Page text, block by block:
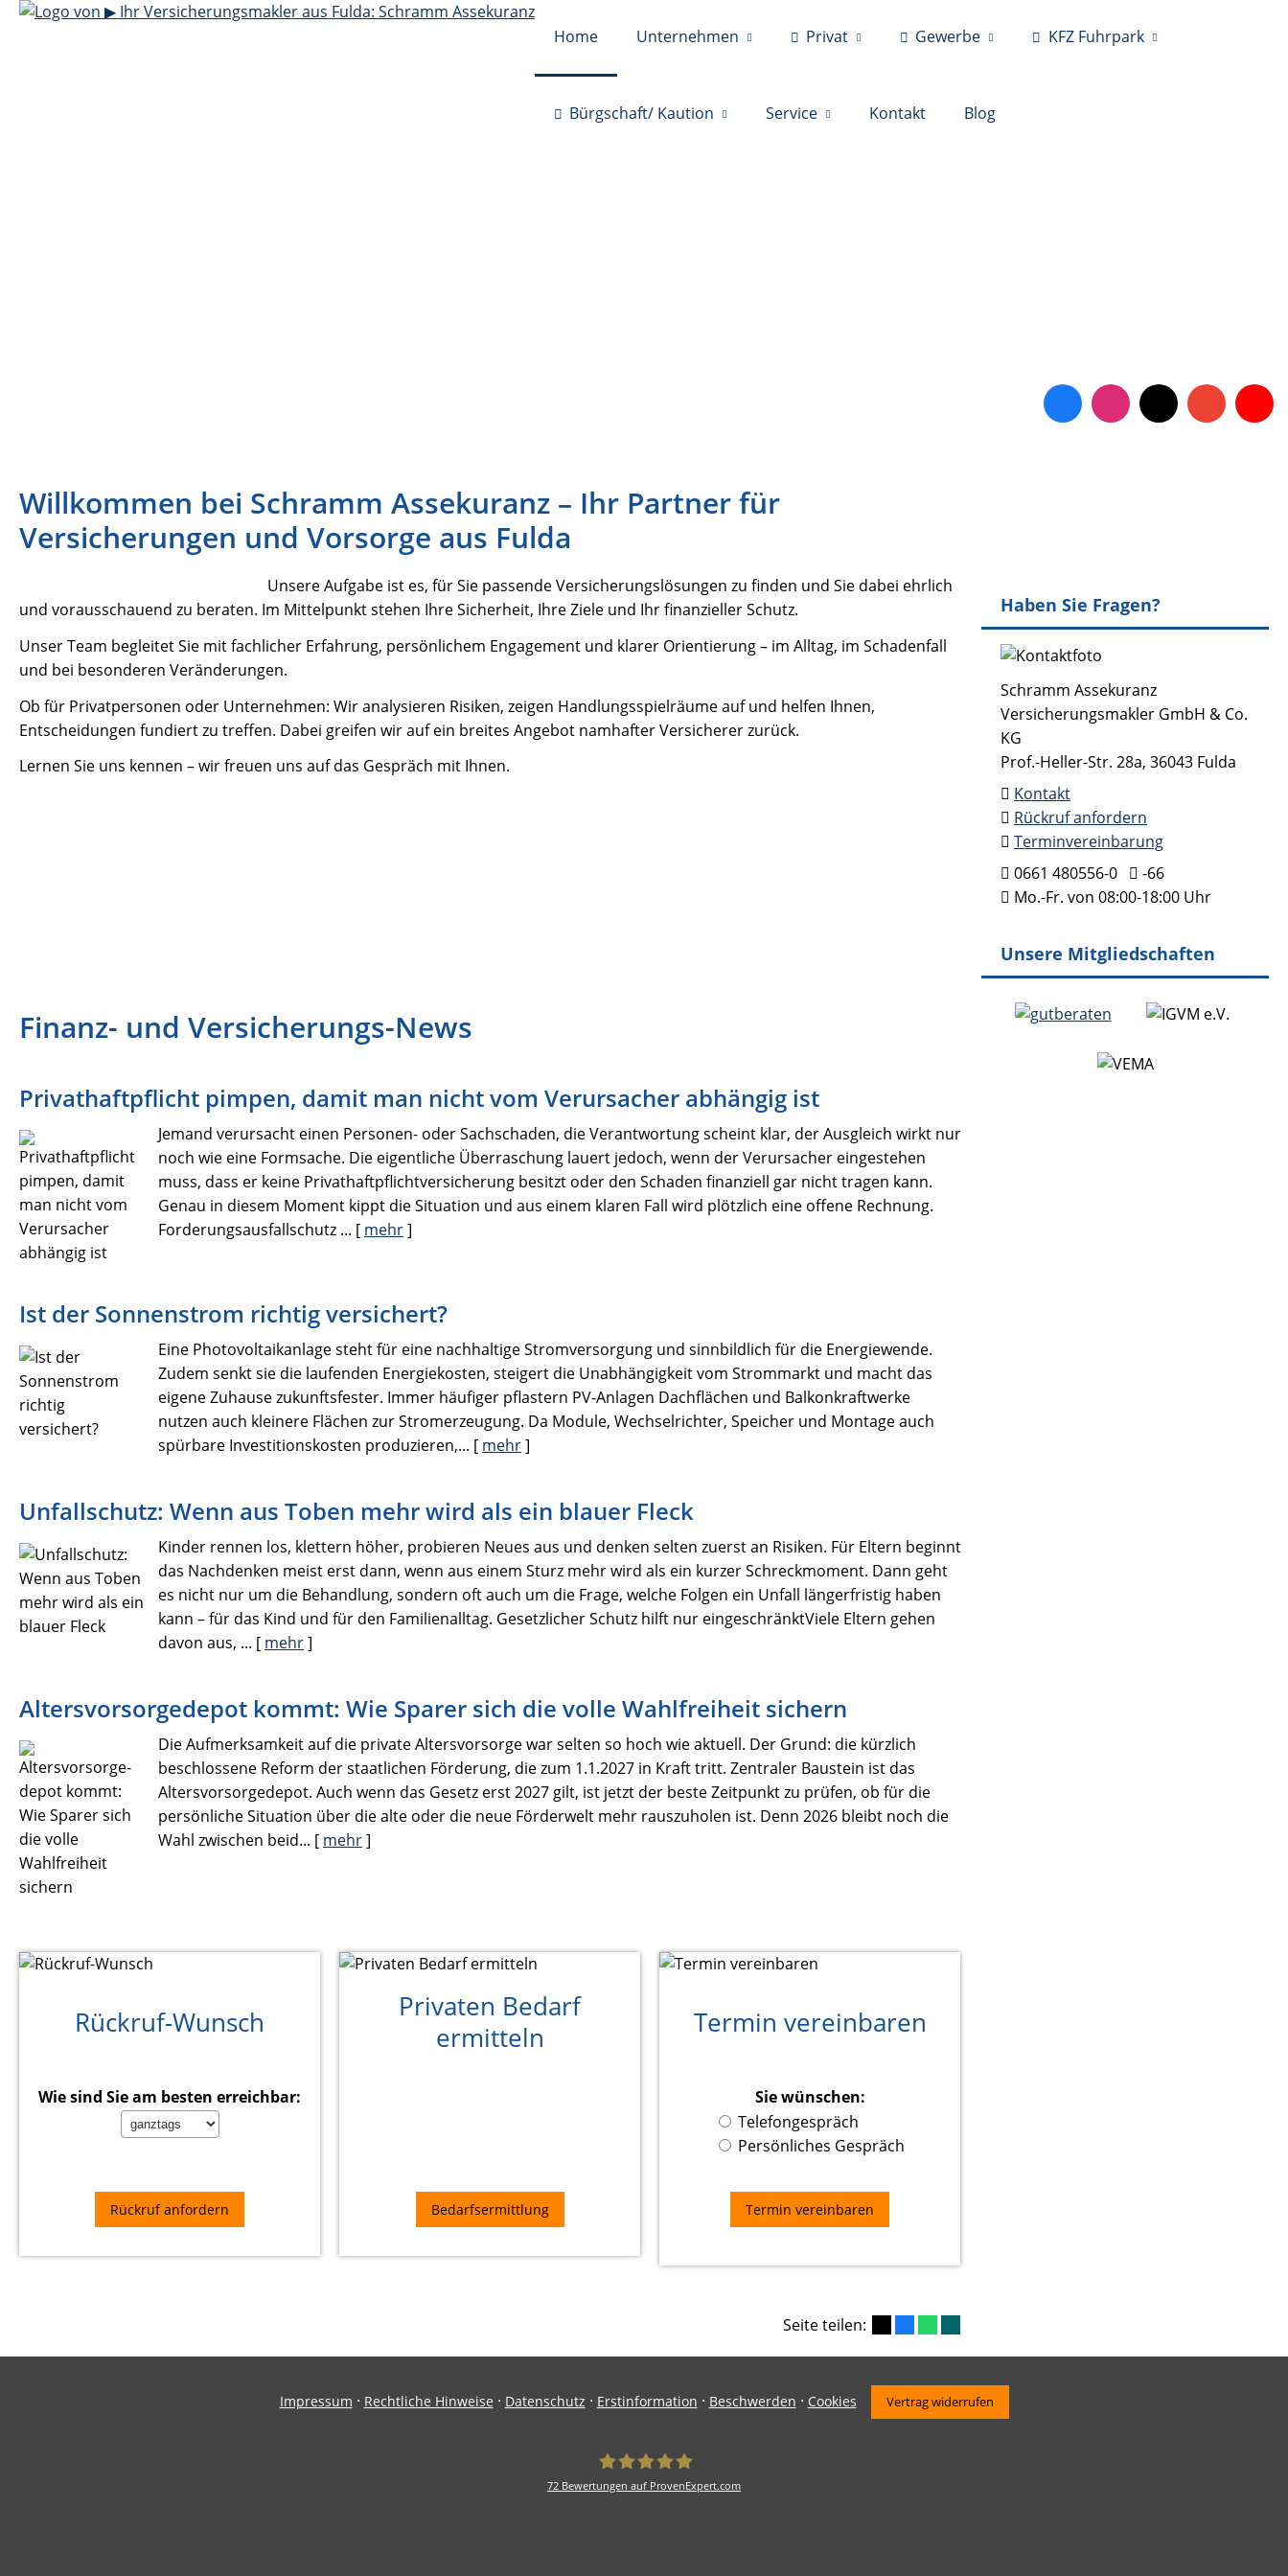
Home Unternehmen Privat Gewerbe KFZ Fuhrpark
Bürgschaft/ Kaution Service Kontakt Blog
Haben Sie Fragen?
Schramm Assekuranz
Versicherungsmakler GmbH & Co.
KG
Prof.-Heller-Str. 28a, 36043 Fulda
Kontakt
Rückruf anfordern
Terminvereinbarung
0661 480556-0
-66
Mo.-Fr. von 08:00-18:00 Uhr
Unsere Mitgliedschaften
Willkommen bei Schramm Assekuranz – Ihr Partner für
Versicherungen und Vorsorge aus Fulda
Unsere Aufgabe ist es, für Sie passende Versicherungslösungen zu finden und Sie dabei ehrlich
und vorausschauend zu beraten. Im Mittelpunkt stehen Ihre Sicherheit, Ihre Ziele und Ihr finanzieller Schutz.
Unser Team begleitet Sie mit fachlicher Erfahrung, persönlichem Engagement und klarer Orientierung – im Alltag, im Schadenfall
und bei besonderen Veränderungen.
Ob für Privatpersonen oder Unternehmen: Wir analysieren Risiken, zeigen Handlungsspielräume auf und helfen Ihnen,
Entscheidungen fundiert zu treffen. Dabei greifen wir auf ein breites Angebot namhafter Versicherer zurück.
Lernen Sie uns kennen – wir freuen uns auf das Gespräch mit Ihnen.
Finanz- und Versicherungs-News
Privathaftpflicht pimpen, damit man nicht vom Verursacher abhängig ist
Jemand verursacht einen Personen- oder Sachschaden, die Verantwortung scheint klar, der Ausgleich wirkt nur
noch wie eine Formsache. Die eigentliche Überraschung lauert jedoch, wenn der Verursacher eingestehen
muss, dass er keine Privathaftpflichtversicherung besitzt oder den Schaden finanziell gar nicht tragen kann.
Genau in diesem Moment kippt die Situation und aus einem klaren Fall wird plötzlich eine offene Rechnung.
Forderungsausfallschutz ... [ mehr]
Ist der Sonnenstrom richtig versichert?
Eine Photovoltaikanlage steht für eine nachhaltige Stromversorgung und sinnbildlich für die Energiewende.
Zudem senkt sie die laufenden Energiekosten, steigert die Unabhängigkeit vom Strommarkt und macht das
eigene Zuhause zukunftsfester. Immer häufiger pflastern PV-Anlagen Dachflächen und Balkonkraftwerke
nutzen auch kleinere Flächen zur Stromerzeugung. Da Module, Wechselrichter, Speicher und Montage auch
spürbare Investitionskosten produzieren,... [ mehr]
Unfallschutz: Wenn aus Toben mehr wird als ein blauer Fleck
Kinder rennen los, klettern höher, probieren Neues aus und denken selten zuerst an Risiken. Für Eltern beginnt
das Nachdenken meist erst dann, wenn aus einem Sturz mehr wird als ein kurzer Schreckmoment. Dann geht
es nicht nur um die Behandlung, sondern oft auch um die Frage, welche Folgen ein Unfall längerfristig haben
kann – für das Kind und für den Familienalltag. Gesetzlicher Schutz hilft nur eingeschränktViele Eltern gehen
davon aus, ... [ mehr]
Altersvorsorge­depot kommt: Wie Sparer sich die volle Wahlfreiheit sichern
Die Aufmerksamkeit auf die private Altersvorsorge war selten so hoch wie aktuell. Der Grund: die kürzlich
beschlossene Reform der staatlichen Förderung, die zum 1.1.2027 in Kraft tritt. Zentraler Baustein ist das
Altersvorsorgedepot. Auch wenn das Gesetz erst 2027 gilt, ist jetzt der beste Zeitpunkt zu prüfen, ob für die
persönliche Situation über die alte oder die neue Förderwelt mehr rauszuholen ist. Denn 2026 bleibt noch die
Wahl zwischen beid... [ mehr]
Rückruf-Wunsch
Wie sind Sie am besten erreichbar:
Privaten Bedarf
ermitteln
Bedarfsermittlung
Termin vereinbaren
Sie wünschen:
Telefongespräch
Persönliches Gespräch
Seite teilen:
Impressum · Rechtliche Hinweise · Datenschutz · Erstinformation · Beschwerden · Cookies Vertrag widerrufen
72 Bewertungen auf ProvenExpert.com